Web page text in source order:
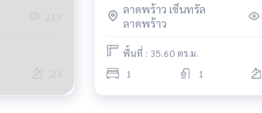
219
ลาดพร้าว เซ็นทรัล
ลาดพร้าว
พื้นที่ : 35.60 ตร.ม.
1
1